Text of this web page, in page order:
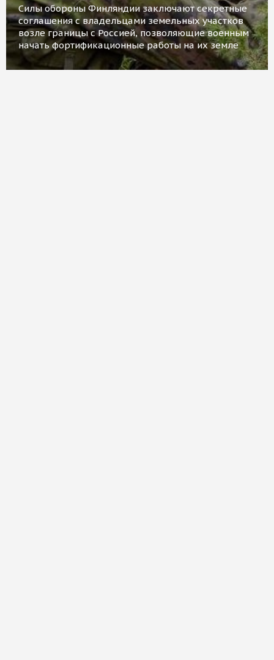
Силы обороны Финляндии заключают секретные
соглашения с владельцами земельных участков
возле границы с Россией, позволяющие военным
начать фортификационные работы на их земле